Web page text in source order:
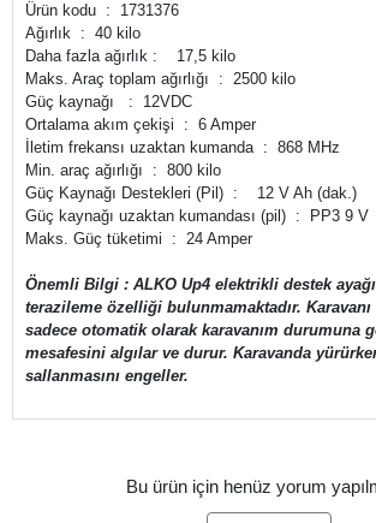
Ürün kodu : 1731376
Ağırlık : 40 kilo
Daha fazla ağırlık : 17,5 kilo
Maks. Araç toplam ağırlığı : 2500 kilo
Güç kaynağı : 12VDC
Ortalama akım çekişi : 6 Amper
İletim frekansı uzaktan kumanda : 868 MHz
Min. araç ağırlığı : 800 kilo
Güç Kaynağı Destekleri (Pil) : 12 V Ah (dak.)
Güç kaynağı uzaktan kumandası (pil) : PP3 9 V
Maks. Güç tüketimi : 24 Amper
Önemli Bilgi : ALKO Up4 elektrikli destek
terazileme özelliği bulunmamaktadır. Karavanı
sadece otomatik olarak karavanım durumuna
mesafesini algılar ve durur. Karavanda
sallanmasını engeller.
Bu ürün için henüz yorum